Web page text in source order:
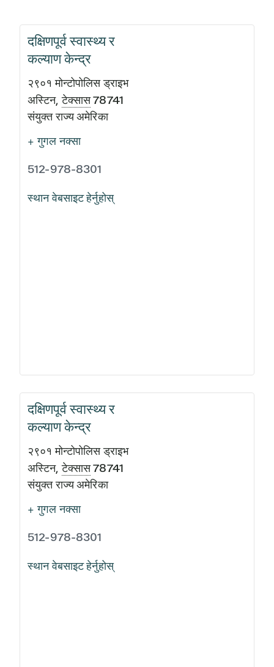
दक्षिणपूर्व स्वास्थ्य र
कल्याण केन्द्र
२९०१ मोन्टोपोलिस ड्राइभ
अस्टिन, टेक्सास78741
संयुक्त राज्य अमेरिका
+ गुगल नक्सा
512-978-8301
स्थान वेबसाइट हेर्नुहोस्
दक्षिणपूर्व स्वास्थ्य र
कल्याण केन्द्र
२९०१ मोन्टोपोलिस ड्राइभ
अस्टिन, टेक्सास78741
संयुक्त राज्य अमेरिका
+ गुगल नक्सा
512-978-8301
स्थान वेबसाइट हेर्नुहोस्